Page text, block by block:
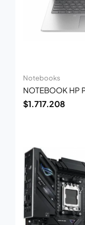
Notebooks
NOTEBOOK HP
$1.717.208